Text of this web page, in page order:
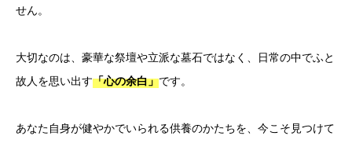
せん。
大切なのは、豪華な祭壇や立派な墓石ではなく、日常の中でふと
故人を思い出す「心の余白」です。
あなた自身が健やかでいられる供養のかたちを、今こそ見つけて